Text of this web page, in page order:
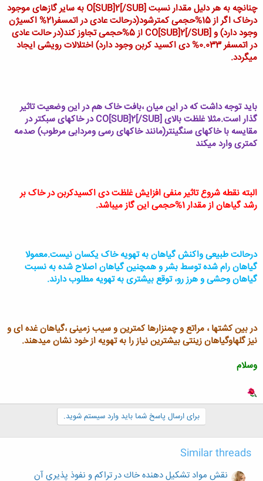
چنانچه به هر دلیل مقدار نسبت O[SUB]2[/SUB] به سایر گازهای موجود
درخاک اگر از 15%حجمی کمترشود(درحالت عادی در اتمسفر21% اکسیژن
وجود دارد) و CO[SUB]2[/SUB]
از 5%حجمی تجاوز کند(در حالت عادی
در اتمسفر0.033%
دی اکسید کربن وجود دارد) اختلالات رویشی ایجاد
میگردد.
باید توجه داشت که در این میان ،بافت خاک هم در این وضعیت تاثیر
گذار است.مثلا غلظت بالای CO[SUB]2[/SUB]در خاکهای سبکتر در
مقایسه با خاکهای سنگینتر(مانند خاکهای رسی ومردابی مرطوب) صدمه
کمتری وارد میکند
البته نقطه شروع تاثیر منفی افزایش غلظت دی اکسیدکربن در خاک بر
رشد گیاهان از مقدار 1%حجمی این گاز میباشد.
درحالت طبیعی واکنش گیاهان به تهویه خاک یکسان نیست.معمولا
گیاهان رام شده توسط بشر و همچنین گیاهان اصلاح شده به نسبت
گیاهان وحشی و هرز رو، توقع بیشتری به تهویه مطلوب دارند.
در بین کشتها ، مراتع و چمنزارها کمترین و سیب زمینی ،گیاهان غده ای و
نیز گلهاوگیاهان زینتی بیشترین نیاز را به تهویه از خود نشان میدهند.
وسلام
برای ارسال پاسخ شما باید وارد سیستم شوید.
Similar threads
نقش مواد تشكيل دهنده خاك در تراكم و نفوذ پذيري آن